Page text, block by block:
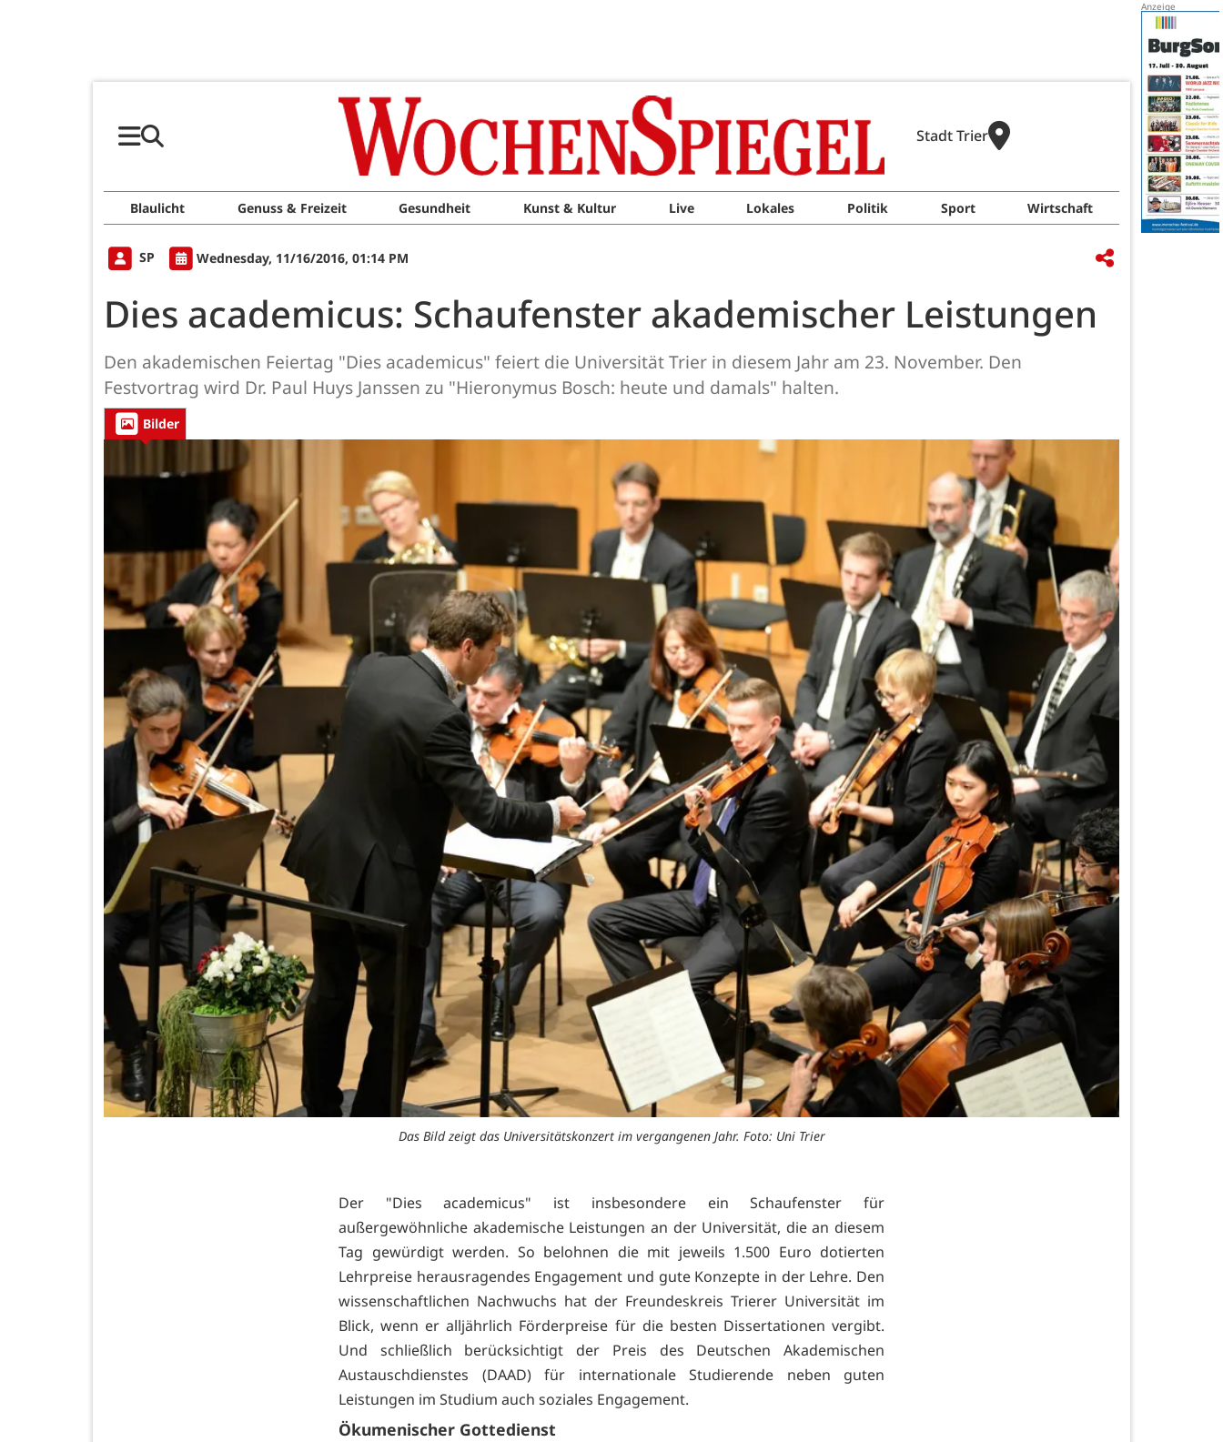
Stadt Trier
Blaulicht Genuss & Freizeit Gesundheit Kunst & Kultur Live Lokales Politik Sport Wirtschaft
SP Wednesday, 11/16/2016, 01:14 PM
Dies academicus: Schaufenster akademischer Leistungen
Den akademischen Feiertag "Dies academicus" feiert die Universität Trier in diesem Jahr am 23. November. Den
Festvortrag wird Dr. Paul Huys Janssen zu "Hieronymus Bosch: heute und damals" halten.
Bilder
Das Bild zeigt das Universitätskonzert im vergangenen Jahr. Foto: Uni Trier
Der "Dies academicus" ist insbesondere ein Schaufenster für
außergewöhnliche akademische Leistungen an der Universität, die an diesem
Tag gewürdigt werden. So belohnen die mit jeweils 1.500 Euro dotierten
Lehrpreise herausragendes Engagement und gute Konzepte in der Lehre. Den
wissenschaftlichen Nachwuchs hat der Freundeskreis Trierer Universität im
Blick, wenn er alljährlich Förderpreise für die besten Dissertationen vergibt.
Und schließlich berücksichtigt der Preis des Deutschen Akademischen
Austauschdienstes (DAAD) für internationale Studierende neben guten
Leistungen im Studium auch soziales Engagement.
Ökumenischer Gottedienst